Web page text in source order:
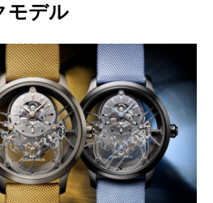
モデル